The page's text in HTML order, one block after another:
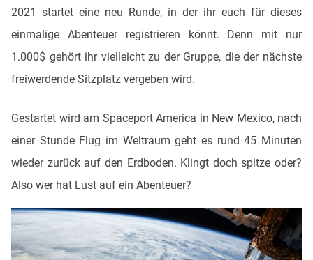
2021 startet eine neu Runde, in der ihr euch für dieses
einmalige Abenteuer registrieren könnt. Denn mit nur
1.000$ gehört ihr vielleicht zu der Gruppe, die der nächste
freiwerdende Sitzplatz vergeben wird.
Gestartet wird am Spaceport America in New Mexico, nach
einer Stunde Flug im Weltraum geht es rund 45 Minuten
wieder zurück auf den Erdboden. Klingt doch spitze oder?
Also wer hat Lust auf ein Abenteuer?